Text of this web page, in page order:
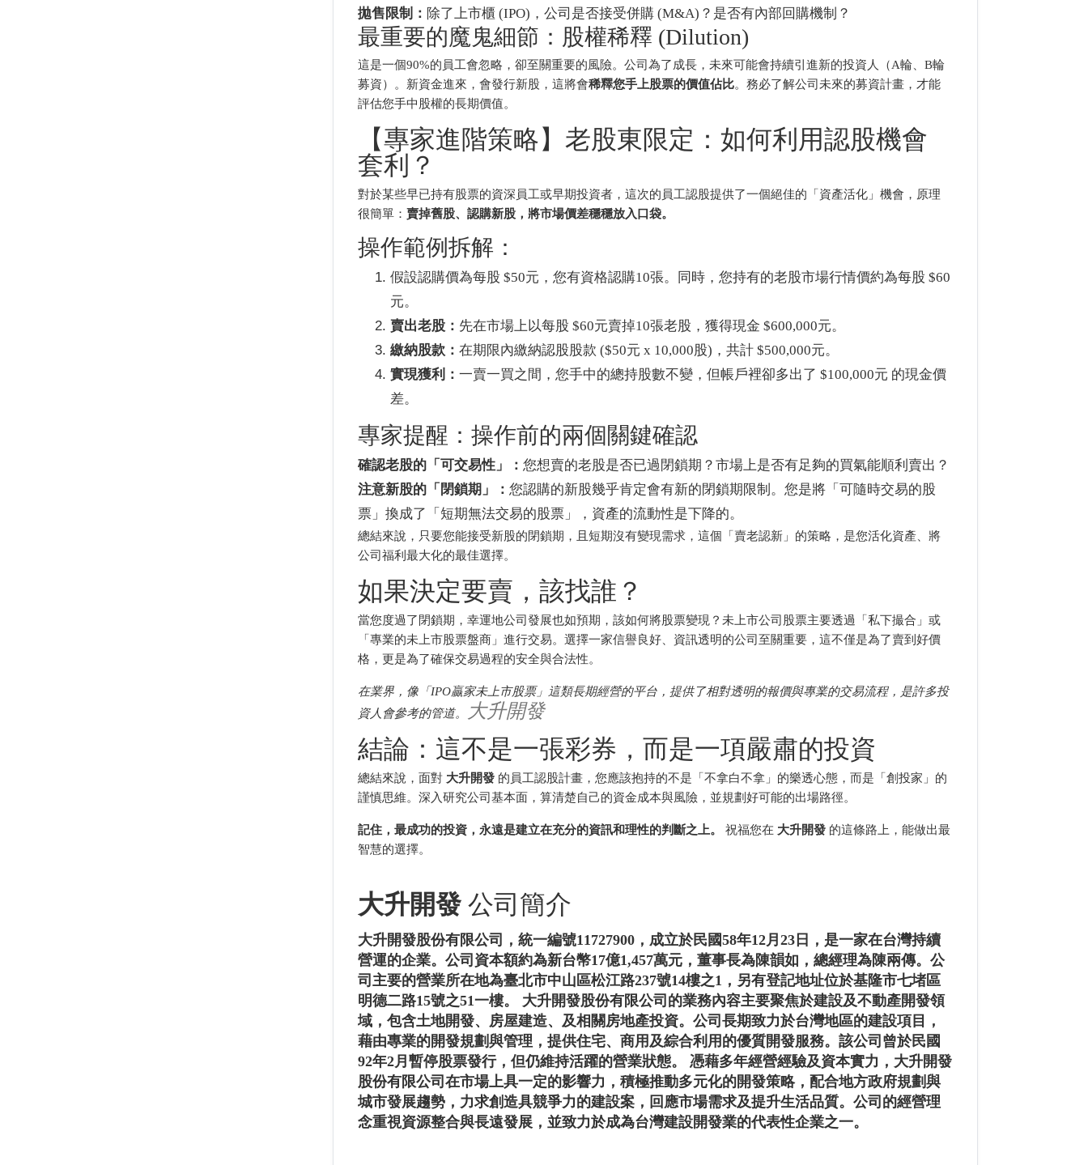
拋售限制： 除了上市櫃 (IPO)，公司是否接受併購 (M&A)？是否有內部回購機制？
最重要的魔鬼細節：股權稀釋 (Dilution)
這是一個90%的員工會忽略，卻至關重要的風險。公司為了成長，未來可能會持續引進新的投資人（A輪、B輪
募資）。新資金進來，會發行新股，這將會稀釋您手上股票的價值佔比。務必了解公司未來的募資計畫，才能
評估您手中股權的長期價值。
【專家進階策略】老股東限定：如何利用認股機會
套利？
對於某些早已持有股票的資深員工或早期投資者，這次的員工認股提供了一個絕佳的「資產活化」機會，原理
很簡單： 賣掉舊股、認購新股，將市場價差穩穩放入口袋。
操作範例拆解：
假設認購價為每股 $50元，您有資格認購10張。同時，您持有的老股市場行情價約為每股 $60
元。
賣出老股： 先在市場上以每股 $60元賣掉10張老股，獲得現金 $600,000元。
繳納股款：在期限內繳納認股股款 ($50元 x 10,000股)，共計 $500,000元。
實現獲利：一賣一買之間，您手中的總持股數不變，但帳戶裡卻多出了 $100,000元 的現金價
差。
專家提醒：操作前的兩個關鍵確認
確認老股的「可交易性」：您想賣的老股是否已過閉鎖期？市場上是否有足夠的買氣能順利賣出？
注意新股的「閉鎖期」：您認購的新股幾乎肯定會有新的閉鎖期限制。您是將「可隨時交易的股
票」換成了「短期無法交易的股票」，資產的流動性是下降的。
總結來說，只要您能接受新股的閉鎖期，且短期沒有變現需求，這個「賣老認新」的策略，是您活化資產、將
公司福利最大化的最佳選擇。
如果決定要賣，該找誰？
當您度過了閉鎖期，幸運地公司發展也如預期，該如何將股票變現？未上市公司股票主要透過「私下撮合」或
「專業的未上市股票盤商」進行交易。選擇一家信譽良好、資訊透明的公司至關重要，這不僅是為了賣到好價
格，更是為了確保交易過程的安全與合法性。
在業界，像「IPO贏家未上市股票」這類長期經營的平台，提供了相對透明的報價與專業的交易流程，是許多投
資人會參考的管道。
大升開發
結論：這不是一張彩券，而是一項嚴肅的投資
總結來說，面對 大升開發 的員工認股計畫，您應該抱持的不是「不拿白不拿」的樂透心態，而是「創投家」的
謹慎思維。深入研究公司基本面，算清楚自己的資金成本與風險，並規劃好可能的出場路徑。
記住，最成功的投資，永遠是建立在充分的資訊和理性的判斷之上。 祝福您在 大升開發 的這條路上，能做出最
智慧的選擇。
大升開發 公司簡介
大升開發股份有限公司，統一編號11727900，成立於民國58年12月23日，是一家在台灣持續
營運的企業。公司資本額約為新台幣17億1,457萬元，董事長為陳韻如，總經理為陳兩傳。公
司主要的營業所在地為臺北市中山區松江路237號14樓之1，另有登記地址位於基隆市七堵區
明德二路15號之51一樓。 大升開發股份有限公司的業務內容主要聚焦於建設及不動產開發領
域，包含土地開發、房屋建造、及相關房地產投資。公司長期致力於台灣地區的建設項目，
藉由專業的開發規劃與管理，提供住宅、商用及綜合利用的優質開發服務。該公司曾於民國
92年2月暫停股票發行，但仍維持活躍的營業狀態。 憑藉多年經營經驗及資本實力，大升開發
股份有限公司在市場上具一定的影響力，積極推動多元化的開發策略，配合地方政府規劃與
城市發展趨勢，力求創造具競爭力的建設案，回應市場需求及提升生活品質。公司的經營理
念重視資源整合與長遠發展，並致力於成為台灣建設開發業的代表性企業之一。